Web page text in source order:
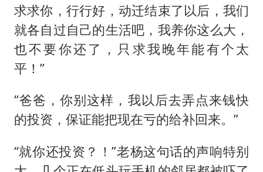
求求你，行行好，动迁结束了以后，我们
就各自过自己的生活吧，我养你这么大，
也不要你还了，只求我晚年能有个太
平！”
“爸爸，你别这样，我以后去弄点来钱快
的投资，保证能把现在亏的给补回来。”
“就你还投资？！”老杨这句话的声响特别